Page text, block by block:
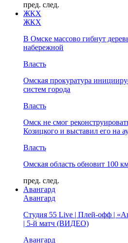
пред. след.
ЖКХ
ЖКХ
В Омске массово гибнут
набережной
Власть
Омская прокуратура
систем города
Власть
Омск не смог
Козицкого и выставил его на
Власть
Омская область обновит 100
пред. след.
Авангард
Авангард
Студия 55 Live | Плей-офф |
| 5-й матч (ВИДЕО)
Авангард